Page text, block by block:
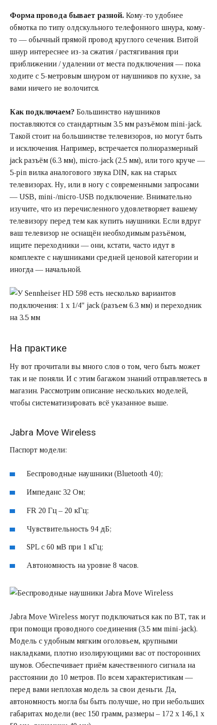
Форма провода бывает разной. Кому-то удобнее
обмотка по типу олдскульного телефонного шнура, кому-
то — обычный прямой провод круглого сечения. Витой
шнур интереснее из-за сжатия / растягивания при
приближении / удалении от места подключения — пока
ходите с 5-метровым шнуром от наушников по кухне, за
вами ничего не волочится.
Как подключаем? Большинство наушников
поставляются со стандартным 3.5 мм разъёмом mini-jack.
Такой стоит на большинстве телевизоров, но могут быть
и исключения. Например, встречается полноразмерный
jack разъём (6.3 мм), micro-jack (2.5 мм), или того круче —
5-pin вилка аналогового звука DIN, как на старых
телевизорах. Ну, или в ногу с современными запросами
— USB, mini-/micro-USB подключение. Внимательно
изучите, что из перечисленного удовлетворяет вашему
телевизору перед тем как купить наушники. Если вдруг
ваш телевизор не оснащён необходимым разъёмом,
ищите переходники — они, кстати, часто идут в
комплекте с наушниками средней ценовой категории и
иногда — начальной.
На практике
Ну вот прочитали вы много слов о том, чего быть может
так и не поняли. И с этим багажом знаний отправляетесь в
магазин. Рассмотрим описание нескольких моделей,
чтобы систематизировать всё указанное выше.
Jabra Move Wireless
Паспорт модели:
Беспроводные наушники (Bluetooth 4.0);
Импеданс 32 Ом;
FR 20 Гц – 20 кГц;
Чувствительность 94 дБ;
SPL с 60 мВ при 1 кГц;
Автономность на уровне 8 часов.
Jabra Move Wireless могут подключаться как по BT, так и
при помощи проводного соединения (3.5 мм mini-jack).
Модель с удобным мягким оголовьем, крупными
накладками, плотно изолирующими вас от посторонних
шумов. Обеспечивает приём качественного сигнала на
расстоянии до 10 метров. По всем характеристикам —
перед вами неплохая модель за свои деньги. Да,
автономность могла бы быть получше, но при небольших
габаритах модели (вес 150 грамм, размеры – 172 х 146,1 х